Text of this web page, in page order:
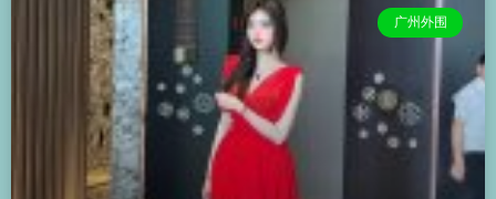
广州外围